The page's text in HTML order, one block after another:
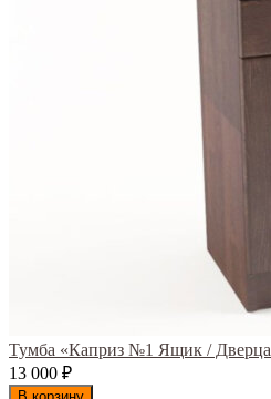
Тумба «Каприз №1 Ящик /
13 000 ₽